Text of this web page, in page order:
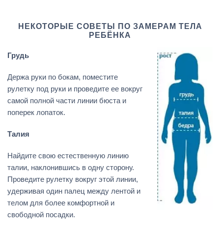
НЕКОТОРЫЕ СОВЕТЫ ПО ЗАМЕРАМ ТЕЛА
РЕБЁНКА
Грудь
Держа руки по бокам, поместите
рулетку под руки и проведите ее вокруг
самой полной части линии бюста и
поперек лопаток.
Талия
Найдите свою естественную линию
талии, наклонившись в одну сторону.
Проведите рулетку вокруг этой линии,
удерживая один палец между лентой и
телом для более комфортной и
свободной посадки.